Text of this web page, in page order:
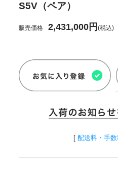
S5V（ペア）
販売価格 2,431,000円(税込)
[ 配送料・手